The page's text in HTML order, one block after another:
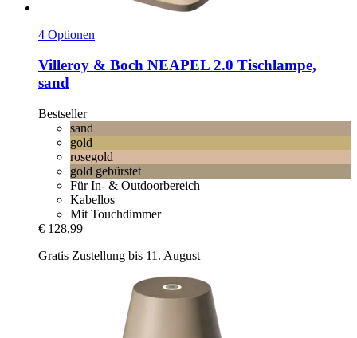
4 Optionen
Villeroy & Boch NEAPEL 2.0 Tischlampe,
sand
Bestseller
sand
gold
rosegold
gold gebürstet
Für In- & Outdoorbereich
Kabellos
Mit Touchdimmer
€ 128,99
Gratis Zustellung bis 11. August